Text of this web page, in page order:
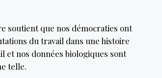
soutient que nos démocraties ont
du travail dans une histoire
et nos données biologiques sont
telle.